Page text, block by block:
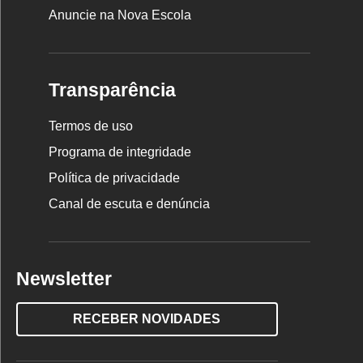
Anuncie na Nova Escola
Transparência
Termos de uso
Programa de integridade
Política de privacidade
Canal de escuta e denúncia
Newsletter
RECEBER NOVIDADES